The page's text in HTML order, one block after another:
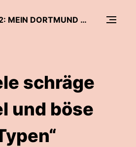
RADIO 91.2: MEIN DORTMUND – DER PODCAST
schräge
und böse